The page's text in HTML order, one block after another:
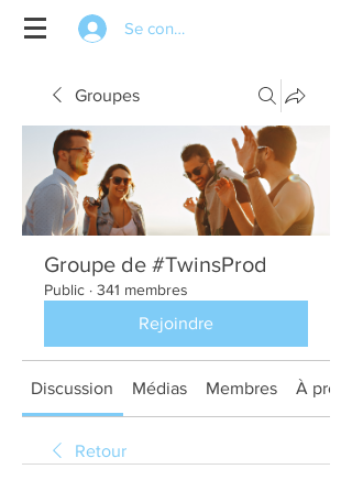
Se connecter
Groupes
Groupe de #TwinsProd
Public · 341 membres
Rejoindre
Discussion Médias Membres À
Retour